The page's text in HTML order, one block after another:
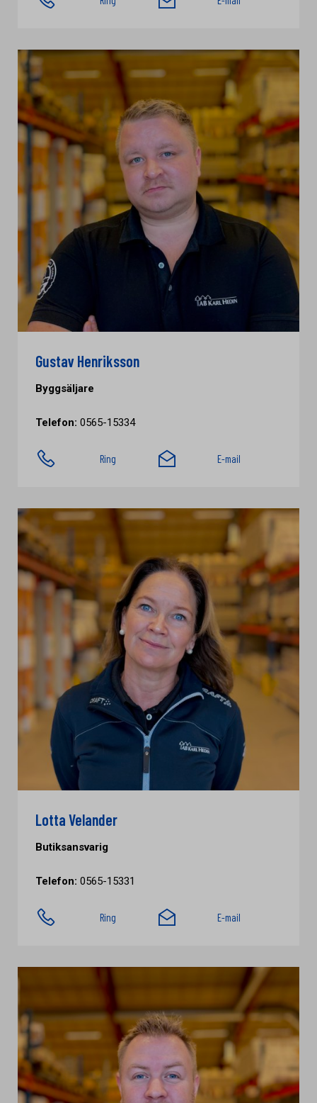
Gustav Henriksson
Byggsäljare
Telefon: 0565-15334
Ring E-mail
Lotta Velander
Butiksansvarig
Telefon: 0565-15331
Ring E-mail